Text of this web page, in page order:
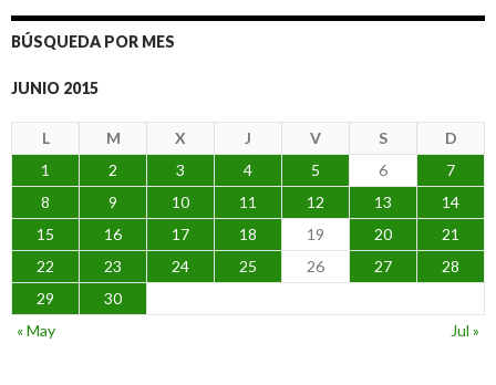
BÚSQUEDA POR MES
JUNIO 2015
L M X J V S
D
1
2 3 4 5 6
7
8
9 10 11 12 13
14
15
16 17 18 19 20
21
22
23 24 25 26 27
28
29
30
« May
Jul »